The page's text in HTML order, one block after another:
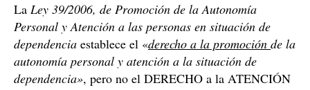
La Ley 39/2006, de Promoción de la Autonomía
Personal y Atención a las personas en situación de
dependencia establece el «derecho a la promoción de la
autonomía personal y atención a la situación de
dependencia», pero no el DERECHO a la ATENCIÓN